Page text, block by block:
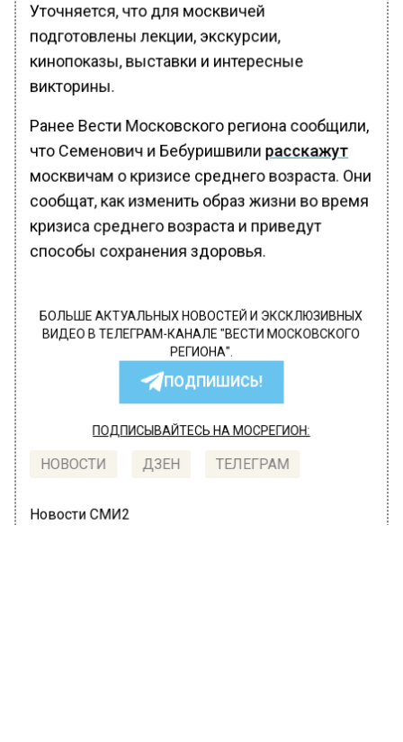
Уточняется, что для москвичей
подготовлены лекции, экскурсии,
кинопоказы, выставки и интересные
викторины.
Ранее Вести Московского региона сообщили,
что Семенович и Бебуришвили расскажут
москвичам о кризисе среднего возраста. Они
сообщат, как изменить образ жизни во время
кризиса среднего возраста и приведут
способы сохранения здоровья.
БОЛЬШЕ АКТУАЛЬНЫХ НОВОСТЕЙ И ЭКСКЛЮЗИВНЫХ
ВИДЕО В ТЕЛЕГРАМ-КАНАЛЕ "ВЕСТИ МОСКОВСКОГО
РЕГИОНА".
ПОДПИШИСЬ!
ПОДПИСЫВАЙТЕСЬ НА МОСРЕГИОН:
НОВОСТИ ДЗЕН ТЕЛЕГРАМ
Новости СМИ2